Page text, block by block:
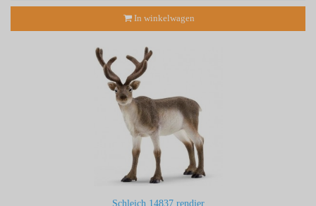
In winkelwagen
Schleich 14837 rendier